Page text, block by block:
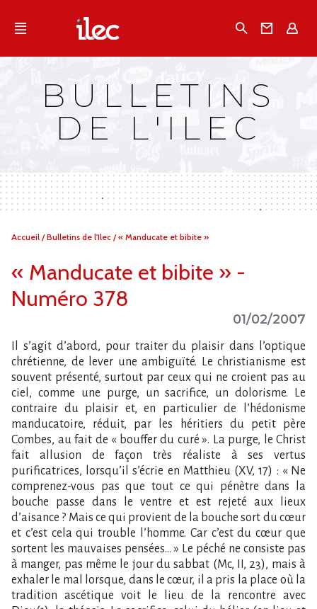
Qu'est-ce que l’Ilec
Campagnes multimarques
Dans la presse
BULLETINS
DE L'ILEC
Vous
Accueil /Bulletins de l'Ilec /« Manducate et bibite »
« Manducate et bibite » -
Numéro 378
01/02/2007
Il s’agit d’abord, pour traiter du plaisir dans l’optique chrétienne, de lever une ambiguïté. Le christianisme est souvent présenté, surtout par ceux qui ne croient pas au ciel, comme une purge, un sacrifice, un dolorisme. Le contraire du plaisir et, en particulier de l’hédonisme manducatoire, réduit, par les héritiers du petit père Combes, au fait de « bouffer du curé ». La purge, le Christ fait allusion de façon très réaliste à ses vertus purificatrices, lorsqu’il s’écrie en Matthieu (XV, 17) : « Ne comprenez-vous pas que tout ce qui pénètre dans la bouche passe dans le ventre et est rejeté aux lieux d’aisance ? Mais ce qui provient de la bouche sort du cœur et c’est cela qui trouble l’homme. Car c’est du cœur que sortent les mauvaises pensées… » Le péché ne consiste pas à manger, pas même le jour du sabbat (Mc, II, 23), mais à exhaler le mal lorsque, dans le cœur, il a pris la place où la tradition ascétique voit le lieu de la rencontre avec Dieu(1), la théosis. Le sacrifice, celui du bélier (en lieu et place d’Isaac) et surtout celui de l’agneau pascal, figure de l’Agneau qu’est le Christ lui-même, joue un rôle central dans l’économie divine, tant l’offense faite par l’homme, en l’espèce Adam, à Dieu est grave. A ce point qu’elle corrompt l’humanité entière(2), laquelle, dans ces conditions, ne peut être rédimée que par Dieu lui-même. Pour autant, le christianisme est tout le contraire d’une ataraxie sacrificielle. René Girard a fait litière de cette idée. Contrairement au meurtre rituel du bouc émissaire qui est coupable, parce que chargé des fautes de la communauté et immolée par celle-ci pour sa purification, le Fils de l’homme est innocent. Il prend sur lui les péchés de l’humanité, afin de la racheter en un acte unique et définitif. Il n’est pas « contraint chaque jour, comme les grands prêtres, d’offrir des sacrifices, d’abord pour ses propres péchés, ensuite pour ceux du peuple, car cela il l’a fait une fois pour toutes en s’offrant lui-même » (Hb, VII, 27). Dolorisme enfin. Quiconque a suivi les processions pénitentiaires à Sartène ou à Séville, visité les églises coloniales du Pérou ou d’Equateur, contemplé les œuvres de Zurbaran, ne peut éluder la question du dolorisme. Le désespoir du moine a un nom, c’est l’acédie ; celui du fidèle un autre, c’est la déréliction ; celui du Christ est l’athéisme, lorsqu’il s’écrie sur la croix : « Mon Dieu, mon Dieu, pourquoi m’as-tu abandonné ? » (3). Le Christ doit s’anéantir en tant qu’hypostase divine, au sens propre du terme, devenir négation de lui-même, autrement dit a-thée(4) par sa projection dans la seule condition humaine, et de là connaître la mort, à seule fin de mieux reparaître en gloire à la droite de Dieu, ayant vaincu la mort. C’est pourquoi le christianisme n’est pas doloriste. C’est un hymne à la vie, mais à la vie éternelle rendue manifeste sur terre, au troisième jour. Folie de l’économie divine, selon Athanase ou Irénée, car « Dieu est devenu homme pour que l’homme puisse devenir Dieu ». Rien de moins. Les esprits chagrins objecteront qu’il y a loin de l’absence de douleur à l’expression du plaisir, surtout celui du corps. Et de souligner que l’ascète passe sa vie à jeûner et tout bon orthodoxe à réfréner ses appétits, le vendredi, voire le mercredi durant le grand carême ou le petit. Rien n’est plus vrai, mais rien n’est plus faux(5). Le mémorial chrétien est instauré le soir du jeudi saint. Avec ses disciples, le Christ participe au sedêr, repas rituel de la Pâque juive, la fête de Pesah qui célèbre la fuite d’Egypte, lorsque le peuple élu qui fut nourri pendant quarante années au désert, grâce à la manne reçue du ciel, échappa à l’exil et à l’esclavage. A y regarder de près, les personnages de l’Evangile passent leur temps à manger. Le premier miracle accompli en saint Jean par le Christ, à Cana, intervient à l’occasion d’un festin de mariage, lorsque vient à manquer non pas le nécessaire, la nourriture, mais le superflu, le vin. Le Fils de l’homme n’y va pas par quatre chemins. « Il y avait là six jarres de pierre destinées aux purifications des Juifs, et contenant chacune deux ou trois mesures » (Jn, II,6), soit, au bas mot, de 480 à 720 litres ! Tout comme la grâce, le vin est distribué en abondance. Et en qualité aussi. A preuve la remarque de l’intendant qui interpelle le marié et lui dit « Tout le monde sert d’abord le bon vin, et quand les gens sont ivres, le moins bon. Toi tu as gardé le bon vin jusqu’à présent » (Jn, II,10). Surabondance de la grâce ! Confirmée lors de la première multiplication des pains. Le Christ, qui s’était retiré découvre qu’une foule l’avait suivi « et il eut pitié d’eux et guérit les infirmes » (Mt, XIV, 14). Mais voici que le soir s’avance et que les estomacs se rebellent. Lors, le Messie, sollicité par les apôtres, « ayant pris les cinq pains et les deux poissons, levé les yeux au ciel, il prononça la bénédiction et, ayant rompu les pains, il les donna aux disciples, et les disciples aux foules » (Mt, XIV, 19). L’évangéliste scrupuleux de noter que cinq mille hommes furent ainsi rassasiés et que furent remplis douze couffins avec les morceaux qui restèrent. Superlative surabondance de la grâce ! Le caractère eucharistique des scènes évoquées, à travers le vin et le pain, ou surtout les paroles du Christ lors du miracle, reprises mot pour mot dans le canon de la messe selon Pie V(6), marquent clairement le caractère eucharistique de la prise d’aliments. Quiconque en douterait tiendrait le rôle d’un des Pharisiens de saint Jean qui, entendant le Christ dire « Moi, je suis le pain, le pain vivant descendu du ciel ; si quelqu’un mange de ce pain, il vivra à jamais ; et le pain que moi je donnerai c’est ma chair, pour la Vie du monde », se récrient : « Comment… cet homme peut-il donner sa chair à manger ? » Juristes et positivistes, les Romains accusèrent les chrétiens d’anthropophagie. Eux, au moins, avaient compris le caractère manducatoire, alimentaire et physique de la religion nouvelle. Tout cela, selon les sceptiques, n’intéresse cependant que ce bas monde, mais pas le « siècle à venir ». Que nenni ! Le Christ ressuscité se signale en Galilée aux disciples qui ne le reconnaissant pas, en leur demandant, dans l’appendice de l’évangile de Jean : « Enfants, n’auriez-vous pas quelque chose à manger ? » (XXI, 5). L’évangéliste d’ajouter : « Vient Jésus, qui prend le pain et le leur donne, et du menu poisson pareillement » (XXI, 13). Curieuse façon de se faire reconnaître pour le supplicié, de retour de l’Enfer(7) ! Chez Luc, les choses vont plus loin encore dans la symbolique manducatoire. Décidé à montrer qu’il n’est pas pur esprit, le Christ, ressuscité dans son corps de gloire, demande : « Avez-vous ici quelque chose à manger ? » « Ils lui remirent un morceau de poisson grillé. Et l’ayant pris, il le mangea devant eux » (XXIV, 41). Pourtant, en conclusion de son évangile, Jean rapporte que Jésus, enfin reconnu par Marie-Madeleine, qui sans doute le presse physiquement, lui lance : « Cesse de me toucher, car je ne suis pas encore monté vers mon Père » (XX, 17). Autrement dit, le Dieu homme qui traverse les murs avec son corps glorifié(8) ne peut pas même être touché, mais l’homme Dieu ne trouve de meilleure manière de s’attester lui-même que de manger. Cette apparente contradiction prouve qu’il agit de manière humaine et eucharistique à la fois. Le christianisme est donc incontestablement lié au repas, à l’ingestion alimentaire, surtout dans l’orthodoxie, dont les fidèles consomment immédiatement les saints dons, ignorant l’exposition du saint sacrement. Pour autant, a-t-il quelque chose en commun avec le plaisir ? La réponse sera encore positive. A contrario d’abord. Le jeûne, pour le Christ, n’a aucune valeur chez celui qui s’en fait gloire. Il ne vaut que par l’apparence de son contraire : « Pour toi, quand tu jeûnes, parfume ta tête et lave ton visage, afin de ne pas laisser voir aux hommes que tu jeûnes. » Renversement des valeurs typique des Béatitudes selon Luc (mais pas selon Matthieu, moins réaliste) : « Bienheureux, vous qui avez faim maintenant, parce que vous serez rassasiés » (Lc, VI, 21). Tout cela paraîtra cependant bien contourné aux sceptiques qui cherchent plutôt le vrai plaisir, non dans un besoin sublimé, mais dans une véritable fête des sens. A ceux-là, il sera répondu par le sensualisme du christianisme, attesté dans les Ecritures saintes, sans même qu’il soit besoin d’en appeler à Suzanne au bain ou au Cantique des cantiques. Jésus, dans les évangiles, ne cesse de marcher pour annoncer, de Galilée en Judée, la bonne nouvelle « Et les Douze étaient avec lui ainsi que quelques femmes… Marie, appelée Magdaléenne, de laquelle sept démons étaient sortis, et Jeanne, femme de Chouza, intendant d’Hérode, et Suzanne, et beaucoup d’autres qui les assistaient de leur biens » (Lc, VIII, 2-3). La fameuse Marie-Madeleine entre en scène. Personnage composé de bric et de broc par la tradition catholique dont Paul Claudel, poète interminable mais exégète limité, est la dupe, lorsqu’il affirme dans son Journal : « Ils (les exégètes) découpent Isaïe en deux et sainte Madeleine en trois. » Le converti de Notre-Dame a tort. Il y a bien trois Marie, qui conjuguent l’amour de Jésus, chacune à sa place. Il y a d’abord la sœur de Marthe et de Lazare, Marie qui accueille le Messie à Béthanie, six jours avant la Pâque. Marthe la bonne ménagère et Marie la sensuelle sont chacune à leur place. « Or Marie avait pris une livre d’un parfum très pur et de très grande valeur ; elle versa le parfum sur les pieds de Jésus, qu’elle essuya avec ses cheveux ; la maison fut remplie de l’odeur du parfum » (Jn, XII, 1). Quoi de plus érotique que cette scène où se mêlent les plaisirs des sens : la beauté de Marie, l’enivrement du parfum, le frisson du massage ? C’est Judas qui proteste, arguant qu’il ne faut pas gâcher l’argent et la troupe. Jésus lui répond avec rudesse : « Laisse la ! Il f